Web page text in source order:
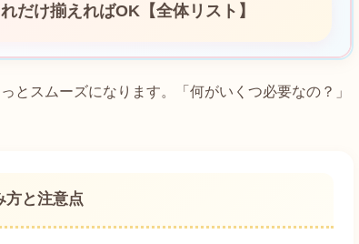
だけ揃えればOK【全体リスト】
とスムーズになります。「何がいくつ必要なの？」
方と注意点